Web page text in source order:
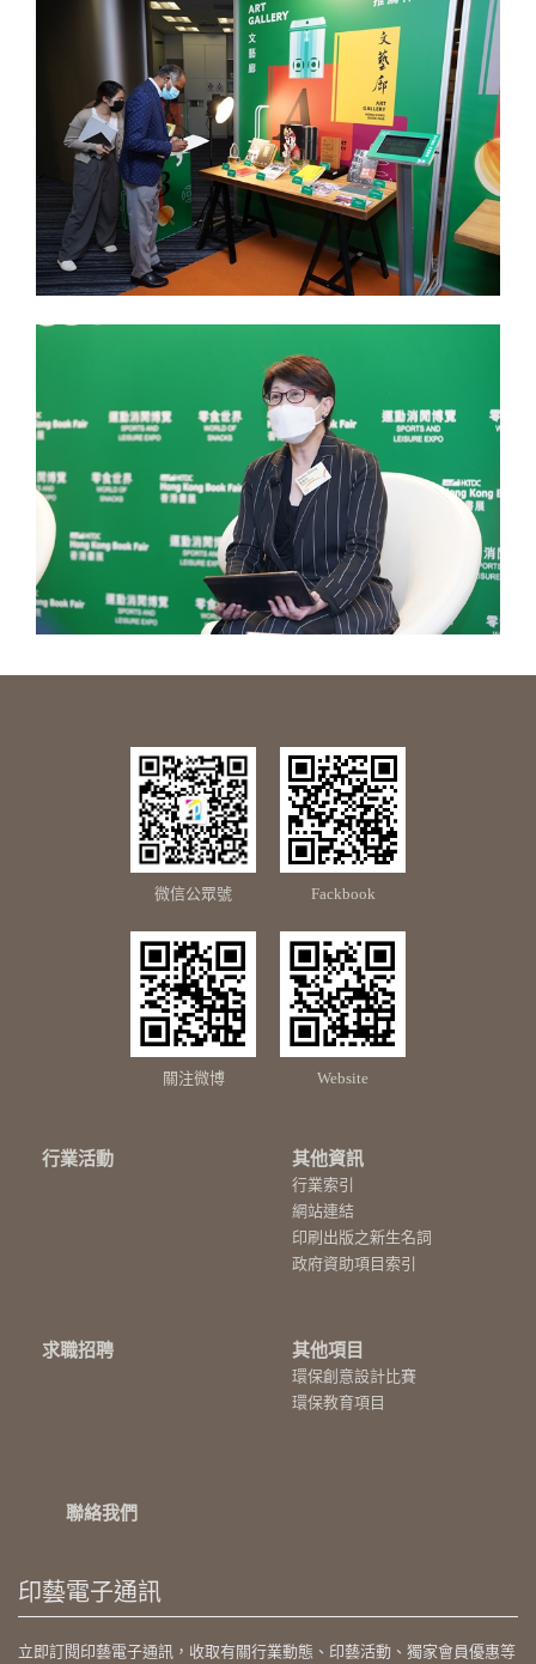
微信公眾號 Fackbook
關注微博 Website
行業活動 其他資訊
行業索引
網站連結
印刷出版之新生名詞
政府資助項目索引
求職招聘 其他項目
環保創意設計比賽
環保教育項目
聯絡我們
印藝電子通訊
立即訂閱印藝電子通訊，收取有關行業動態、印藝活動、獨家會員優惠等